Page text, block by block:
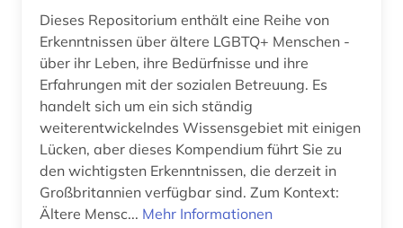
dreißigjähriger krieg (1)
drente (1)
dresden (1)
drittes reich (11)
druck (1)
drucker (1)
Dieses Repositorium enthält eine Reihe von
Erkenntnissen über ältere LGBTQ+ Menschen -
über ihr Leben, ihre Bedürfnisse und ihre
Erfahrungen mit der sozialen Betreuung. Es
handelt sich um ein sich ständig
weiterentwickelndes Wissensgebiet mit einigen
Lücken, aber dieses Kompendium führt Sie zu
den wichtigsten Erkenntnissen, die derzeit in
Großbritannien verfügbar sind. Zum Kontext:
Ältere Mensc... Mehr Informationen